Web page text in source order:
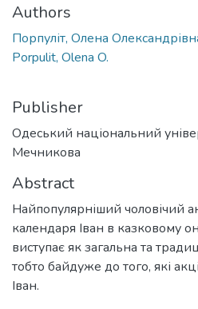
Authors
Порпуліт, Олена
Porpulit, Olena O.
Publisher
Одеський національний
Мечникова
Abstract
Найпопулярніший чоловічий
календаря Іван в казковому
виступає як загальна та
тобто байдуже до того, які
Іван.